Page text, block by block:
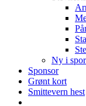
Ny i
Sponsor
Grønt kort
Smittevern hest